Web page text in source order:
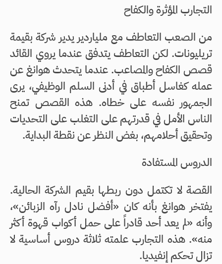
التجارب المؤثرة والكفاح
من الصعب التعاطف مع ملياردير يدير شركة بقيمة
تريليونات. لكن التعاطف يتدفق عندما يروي القائد
قصص الكفاح والمصاعب. عندما يتحدث هوانغ عن
عمله كغاسل أطباق في أدنى السلم الوظيفي، يرى
الجمهور نفسه على خطاه. هذه القصص تمنح
الناس الأمل في قدرتهم على التغلب على التحديات
وتحقيق أحلامهم، بغض النظر عن نقطة البداية.
الدروس المستفادة
القصة لا تكتمل دون ربطها بقيم الشركة الحالية.
يفتخر هوانغ بأنه كان «أفضل نادل رآه الزبائن»،
وأنه «لم يعد أحد قادراً على حمل أكواب قهوة أكثر
منه». هذه التجارب علمته ثلاثة دروس أساسية لا
تزال تحكم إنفيديا.